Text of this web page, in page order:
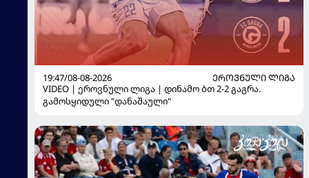
19:47/08-08-2026
ᲔᲠᲝᲕᲜᲣᲚᲘ ᲚᲘᲒᲐ
VIDEO | ეროვნული ლიგა | დინამო ბთ 2-2 გაგრა.
გამოსყიდული "დანაშაული"